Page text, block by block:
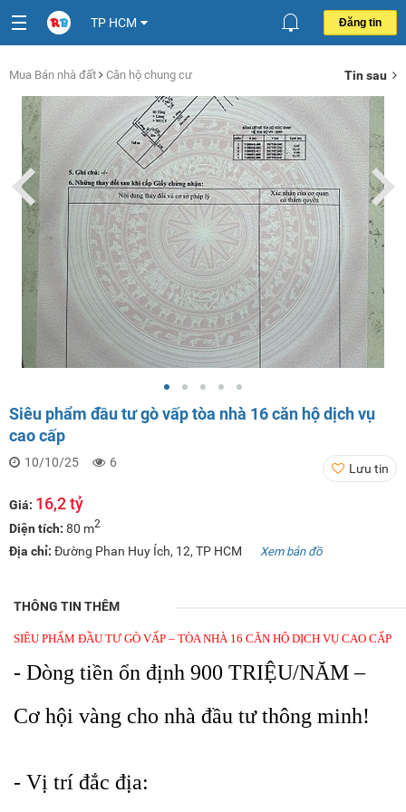
TP HCM Đăng tin
Mua Bán nhà đất Căn hộ chung cư Tin sau
Siêu phẩm đầu tư gò vấp tòa nhà 16 căn hộ dịch vụ
cao cấp
10/10/25 6 Lưu tin
Giá: 16,2 tỷ
Diện tích: 80 m2
Địa chỉ: Đường Phan Huy Ích, 12, TP HCM Xem bản đồ
THÔNG TIN THÊM
SIÊU PHẨM ĐẦU TƯ GÒ VẤP – TÒA NHÀ 16 CĂN HỘ DỊCH VỤ CAO CẤP
- Dòng tiền ổn định 900 TRIỆU/NĂM –
Cơ hội vàng cho nhà đầu tư thông minh!
- Vị trí đắc địa: